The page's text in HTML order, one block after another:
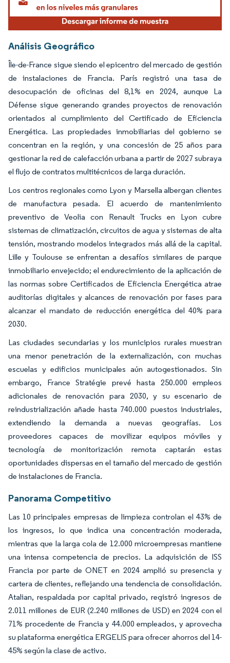
Análisis Geográfico
Île-de-France sigue siendo el epicentro del mercado de gestión
de instalaciones de Francia. París registró una tasa de
desocupación de oficinas del 8,1% en 2024, aunque La
Défense sigue generando grandes proyectos de renovación
orientados al cumplimiento del Certificado de Eficiencia
Energética. Las propiedades inmobiliarias del gobierno se
concentran en la región, y una concesión de 25 años para
gestionar la red de calefacción urbana a partir de 2027 subraya
el flujo de contratos multitécnicos de larga duración.
Los centros regionales como Lyon y Marsella albergan clientes
de manufactura pesada. El acuerdo de mantenimiento
preventivo de Veolia con Renault Trucks en Lyon cubre
sistemas de climatización, circuitos de agua y sistemas de alta
tensión, mostrando modelos integrados más allá de la capital.
Lille y Toulouse se enfrentan a desafíos similares de parque
inmobiliario envejecido; el endurecimiento de la aplicación de
las normas sobre Certificados de Eficiencia Energética atrae
auditorías digitales y alcances de renovación por fases para
alcanzar el mandato de reducción energética del 40% para
2030.
Las ciudades secundarias y los municipios rurales muestran
una menor penetración de la externalización, con muchas
escuelas y edificios municipales aún autogestionados. Sin
embargo, France Stratégie prevé hasta 250.000 empleos
adicionales de renovación para 2030, y su escenario de
reindustrialización añade hasta 740.000 puestos industriales,
extendiendo la demanda a nuevas geografías. Los
proveedores capaces de movilizar equipos móviles y
tecnología de monitorización remota captarán estas
oportunidades dispersas en el tamaño del mercado de gestión
de instalaciones de Francia.
Panorama Competitivo
Las 10 principales empresas de limpieza controlan el 43% de
los ingresos, lo que indica una concentración moderada,
mientras que la larga cola de 12.000 microempresas mantiene
una intensa competencia de precios. La adquisición de ISS
Francia por parte de ONET en 2024 amplió su presencia y
cartera de clientes, reflejando una tendencia de consolidación.
Atalian, respaldada por capital privado, registró ingresos de
2.011 millones de EUR (2.240 millones de USD) en 2024 con el
71% procedente de Francia y 44.000 empleados, y aprovecha
su plataforma energética ERGELIS para ofrecer ahorros del 14-
45% según la clase de activo.